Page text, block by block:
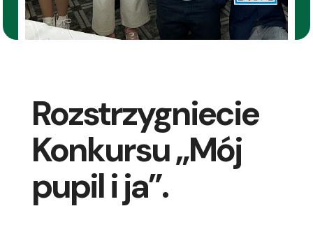
Rozstrzygniecie
Konkursu „Mój
pupil i ja”.